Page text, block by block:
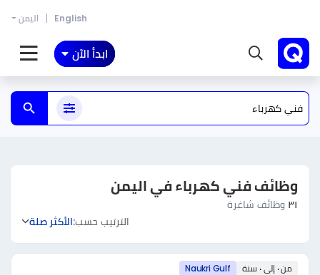
English اليمن
ابدأ الآن
وظائف فني كهرباء في اليمن
٣١ وظائف شاغرة
الترتيب حسب:الأكثر صلة
من ٠ إلى ٠ سنة Naukri Gulf